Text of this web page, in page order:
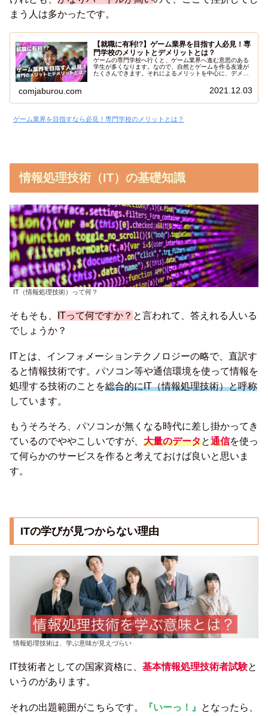
まう人は多かったです。
【就職に有利!?】ゲーム業界を目指す人必見！専
門学校のメリットとデメリットとは？
ゲームの専門学校へ行くと、ゲーム業界へ進む意思のある
学生が多くなります。なので、自然とゲームを作る友達が
たくさんできます。それによるメリットを中心に、デメリ
はなく、専門学校に興味がある人にも参考になる記事で
す。是非この記事を読んで、人生の選択肢を増やしてくだ
comjaburou.com 2021.12.03
ゲーム業界を目指すなら必見！専門学校のメリットとは？
情報処理技術（IT）の基礎知識
IT（情報処理技術）って何？
そもそも、 ITって何ですか？ と言われて、答えれる人いる
でしょうか？
ITとは、インフォメーションテクノロジーの略で、直訳す
ると情報技術です。パソコン等や通信環境を使って情報を
処理する技術のことを総合的にIT（情報処理技術）と呼称
しています。
もうそろそろ、パソコンが無くなる時代に差し掛かってき
ているのでややこしいですが、 大量のデータと通信を使っ
て何らかのサービスを作ると考えておけば良いと思いま
す。
ITの学びが見つからない理由
情報処理技術は、学ぶ意味が見えづらい
IT技術者としての国家資格に、 基本情報処理技術者試験と
いうのがあります。
それの出題範囲がこちらです。 『いーっ！』
となったら、